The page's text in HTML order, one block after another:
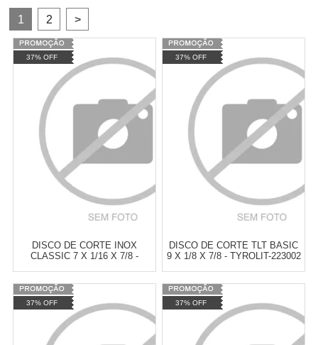
1 2 >
37% OFF
DISCO DE CORTE INOX
CLASSIC 7 X 1/16 X 7/8 -
Varejo:
Atacado: R$ 2.550,90 (Apenas
Revendedor)
10 x
Cat:DISCO DE CORTE
37% OFF
DISCO DE CORTE TLT BASIC
9 X 1/8 X 7/8 - TYROLIT-223002
Varejo:
Atacado: R$ 2.550,90 (Apenas
Revendedor)
10
Cat:DISCO DE CORTE
37% OFF 37% OFF